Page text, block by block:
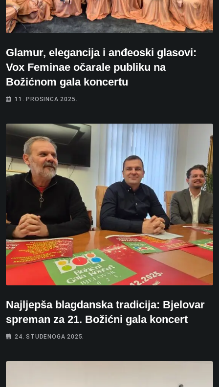
Glamur, elegancija i anđeoski glasovi:
Vox Feminae očarale publiku na
Božićnom gala koncertu
11. PROSINCA 2025.
Najljepša blagdanska tradicija: Bjelovar
spreman za 21. Božićni gala koncert
24. STUDENOGA 2025.